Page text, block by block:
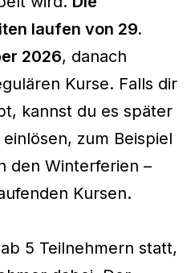
laufen von 29.
2026, danach
Kurse. Falls dir
kannst du es später
zum Beispiel
den Winterferien –
Kursen.
5 Teilnehmern statt,